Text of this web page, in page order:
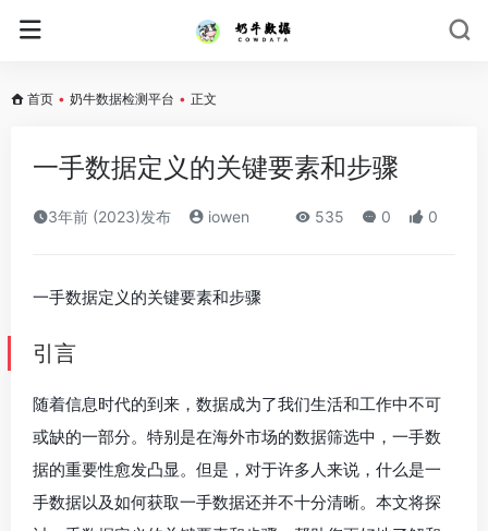
首页 • 奶牛数据检测平台 • 正文
一手数据定义的关键要素和步骤
3年前 (2023)发布 iowen 535 0 0
一手数据定义的关键要素和步骤
引言
随着信息时代的到来，数据成为了我们生活和工作中不可
或缺的一部分。特别是在海外市场的数据筛选中，一手数
据的重要性愈发凸显。但是，对于许多人来说，什么是一
手数据以及如何获取一手数据还并不十分清晰。本文将探